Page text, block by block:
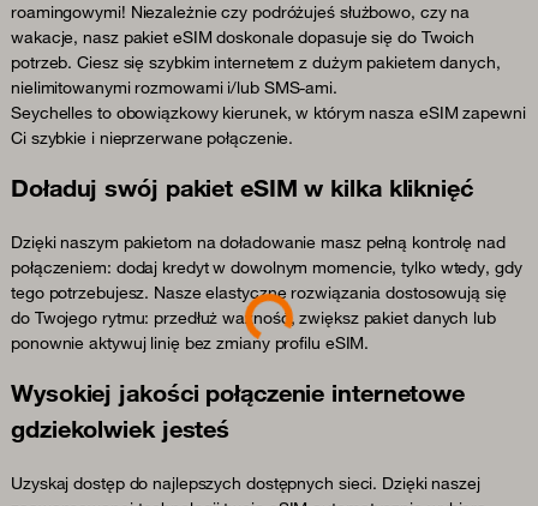
roamingowymi! Niezależnie czy podróżujeś służbowo, czy na
wakacje, nasz pakiet eSIM doskonale dopasuje się do Twoich
potrzeb. Ciesz się szybkim internetem z dużym pakietem danych,
nielimitowanymi rozmowami i/lub SMS-ami.
Seychelles to obowiązkowy kierunek, w którym nasza eSIM zapewni
Ci szybkie i nieprzerwane połączenie.
Doładuj swój pakiet eSIM w kilka kliknięć
Dzięki naszym pakietom na doładowanie masz pełną kontrolę nad
połączeniem: dodaj kredyt w dowolnym momencie, tylko wtedy, gdy
tego potrzebujesz. Nasze elastyczne rozwiązania dostosowują się
do Twojego rytmu: przedłuż ważność, zwiększ pakiet danych lub
ponownie aktywuj linię bez zmiany profilu eSIM.
Wysokiej jakości połączenie internetowe
gdziekolwiek jesteś
Uzyskaj dostęp do najlepszych dostępnych sieci. Dzięki naszej
Loading...